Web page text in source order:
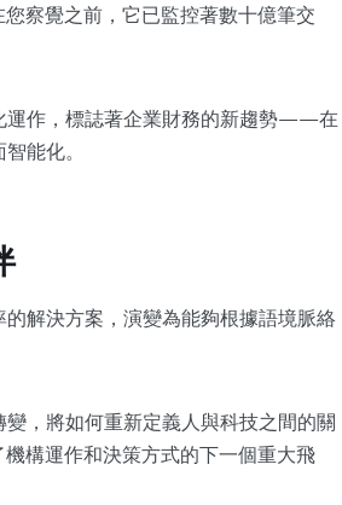
察覺之前，它已監控著數十億筆交
運作，標誌著企業財務的新趨勢——在
能化。
解決方案，演變為能夠根據語境脈絡
，將如何重新定義人與科技之間的關
構運作和決策方式的下一個重大飛